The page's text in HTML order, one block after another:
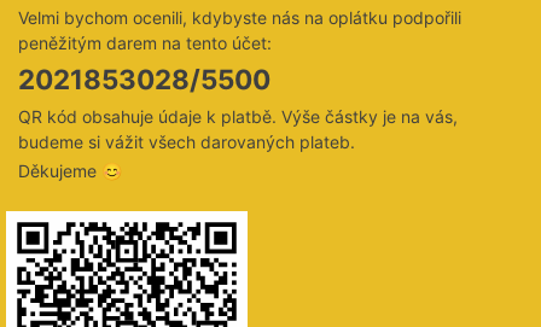
Velmi bychom ocenili, kdybyste nás na oplátku podpořili
peněžitým darem na tento účet:
2021853028/5500
QR kód obsahuje údaje k platbě. Výše částky je na vás,
budeme si vážit všech darovaných plateb.
Děkujeme 😊